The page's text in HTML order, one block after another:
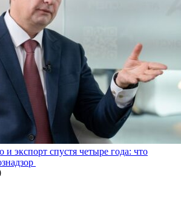
экспорт спустя четыре года: что